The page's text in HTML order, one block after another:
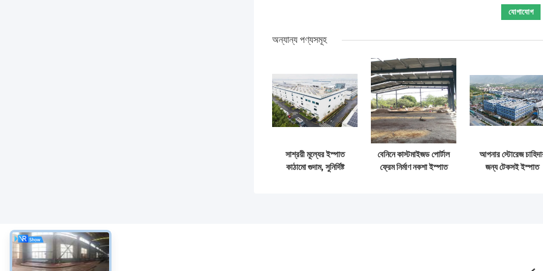
অন্যান্য পণ্যসমূহ
সাশ্রয়ী মূল্যের ইস্পাত
কাঠামো গুদাম, সুনির্দিষ্ট
বেনিনে কাস্টমাইজড পোর্টাল
ফ্রেম নির্মাণ নকশা ইস্পাত
আপনার স্টোরেজ
জন্য টেকসই ইস্পাত